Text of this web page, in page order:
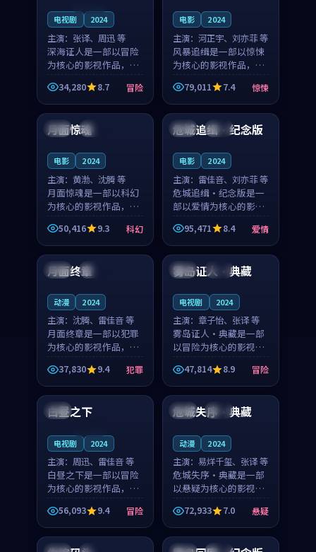
电视剧 2024
主演： 张译、周迅 等
深海证人是一部以冒险
为核心的影视作品，围
绕危机、反转与人物成
长展开，整体节奏紧
凑，值得推荐观看。
34,280 8.7 冒险
电影 2024
主演： 河正宇、刘亦菲 等
风暴追缉是一部以惊悚
为核心的影视作品，围
绕危机、反转与人物成
长展开，整体节奏紧
凑，值得推荐观看。
79,011 7.4 惊悚
英国 完结
月面惊魂
电影 2024
主演： 黄渤、沈腾 等
月面惊魂是一部以科幻
为核心的影视作品，围
绕危机、反转与人物成
长展开，整体节奏紧
凑，值得推荐观看。
50,416 9.3 科幻
法国 高分
危城追缉·纪念版
电影 2024
主演： 雷佳音、刘亦菲 等
危城追缉·纪念版是一
部以爱情为核心的影视
作品，围绕危机、反转
与人物成长展开，整体
节奏紧凑，值得推荐观
看。
95,471 8.4 爱情
韩国 高分
月面终章
动漫 2024
主演： 沈腾、雷佳音 等
月面终章是一部以犯罪
为核心的影视作品，围
绕危机、反转与人物成
长展开，整体节奏紧
凑，值得推荐观看。
37,830 9.4 犯罪
中国 完结
雾岛证人·典藏
电视剧 2024
主演： 章子怡、张译 等
雾岛证人·典藏是一部
以冒险为核心的影视作
品，围绕危机、反转与
人物成长展开，整体节
奏紧凑，值得推荐观
看。
47,814 8.9 冒险
日本
白昼之下
电视剧 2024
主演： 周迅、雷佳音 等
白昼之下是一部以冒险
为核心的影视作品，围
绕危机、反转与人物成
长展开，整体节奏紧
凑，值得推荐观看。
56,093 9.4 冒险
中国 热播
危城失序·典藏
动漫 2024
主演： 易烊千玺、张译 等
危城失序·典藏是一部
以悬疑为核心的影视作
品，围绕危机、反转与
人物成长展开，整体节
奏紧凑，值得推荐观
看。
72,933 7.0 悬疑